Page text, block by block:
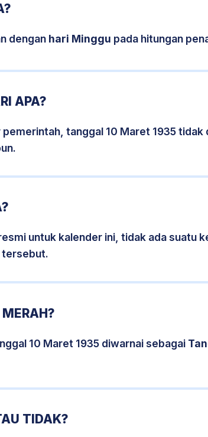
dengan hari Minggu pada hitungan
APA?
tanggal 10 Maret 1935 tidak
untuk kalender ini, tidak ada suatu
tersebut.
10 Maret 1935 diwarnai sebagai
TIDAK?